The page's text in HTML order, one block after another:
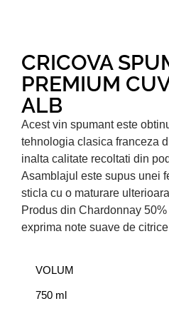
CRICOVA
PREMIUM
ALB
Acest vin spumant este
tehnologia clasica franceza
inalta calitate recoltati din
Asamblajul este supus unei
sticla cu o maturare
Produs din Chardonnay
exprima note suave de
VOLUM
750 ml